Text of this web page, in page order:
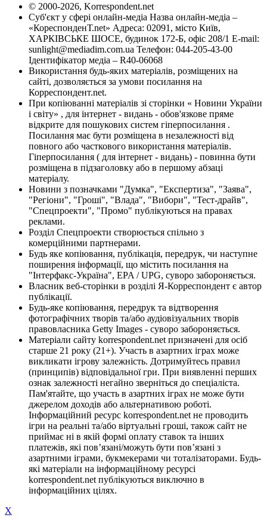
© 2000-2026, Korrespondent.net
Суб'єкт у сфері онлайн-медіа Назва онлайн-медіа –
«КореспонденТ.net» Адреса: 02091, місто Київ,
ХАРКІВСЬКЕ ШОСЕ, будинок 172-Б, офіс 208/1 E-mail:
sunlight@mediadim.com.ua Телефон: 044-205-43-00
Ідентифікатор медіа – R40-06068
Використання будь-яких матеріалів, розміщених на
сайті, дозволяється за умови посилання на
Корреспондент.net.
При копіюванні матеріалів зі сторінки « Новини України
і світу» , для інтернет - видань - обов'язкове пряме
відкрите для пошукових систем гіперпосилання .
Посилання має бути розміщена в незалежності від
повного або часткового використання матеріалів.
Гіперпосилання ( для інтернет - видань) - повинна бути
розміщена в підзаголовку або в першому абзаці
матеріалу.
Новини з позначками "Думка", "Експертиза", "Заява",
"Регіони", "Гроші", "Влада", "Вибори", "Тест-драйв",
"Спецпроекти", "Промо" публікуються на правах
реклами.
Розділ Спецпроекти створюється спільно з
комерційними партнерами.
Будь яке копіювання, публікація, передрук, чи наступне
поширення інформації, що містить посилання на
"Інтерфакс-Україна", EPA / UPG, суворо забороняється.
Власник веб-сторінки в розділі Я-Корреспондент є автор
публікації.
Будь-яке копіювання, передрук та відтворення
фотографічних творів та/або аудіовізуальних творів
правовласника Getty Images - суворо забороняється.
Матеріали сайту korrespondent.net призначені для осіб
старше 21 року (21+). Участь в азартних іграх може
викликати ігрову залежність. Дотримуйтесь правил
(принципів) відповідальної гри. При виявленні перших
ознак залежності негайно зверніться до спеціаліста.
Пам'ятайте, що участь в азартних іграх не може бути
джерелом доходів або альтернативою роботі.
Інформаційний ресурс korrespondent.net не проводить
ігри на реальні та/або віртуальні гроші, також сайт не
приймає ні в якій формі оплату ставок та інших
платежів, які пов’язані/можуть бути пов’язані з
азартними іграми, букмекерами чи тоталізаторами. Будь-
які матеріали на інформаційному ресурсі
korrespondent.net публікуються виключно в
інформаційних цілях.
X